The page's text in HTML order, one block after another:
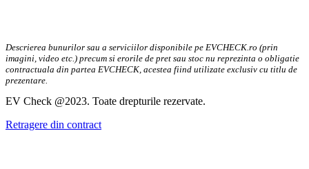
Descrierea bunurilor sau a serviciilor disponibile pe EVCHECK.ro (prin
imagini, video etc.) precum si erorile de pret sau stoc nu reprezinta o obligatie
contractuala din partea EVCHECK, acestea fiind utilizate exclusiv cu titlu de
prezentare.
EV Check @2023. Toate drepturile rezervate.
Retragere din contract